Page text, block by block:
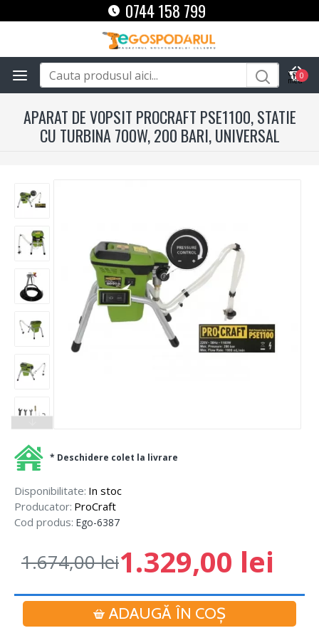
0744 158 799
0
APARAT DE VOPSIT PROCRAFT PSE1100, STATIE
CU TURBINA 700W, 200 BARI, UNIVERSAL
Disponibilitate: In stoc
Producator: ProCraft
Cod produs: Ego-6387
1.329,00 lei
1.674,00 lei
ADAUGĂ ÎN COŞ
* Deschidere colet la livrare